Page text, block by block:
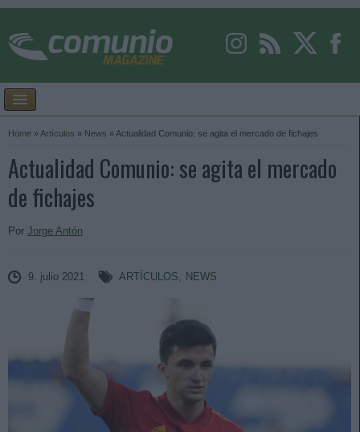
Home »Artículos » News » Actualidad Comunio: se agita el mercado de fichajes
Actualidad Comunio: se agita el mercado
de fichajes
Por Jorge Antón
9. julio 2021 ARTÍCULOS, NEWS